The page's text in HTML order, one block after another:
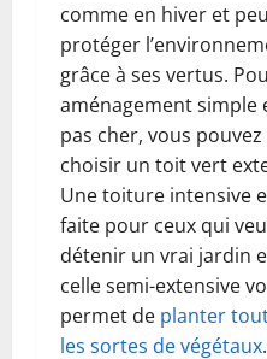
comme en hiver et
protéger
grâce à ses vertus.
aménagement simple
pas cher, vous pouvez
choisir un toit vert
Une toiture intensive
faite pour ceux qui
détenir un vrai jardin
celle semi-extensive
permet de planter
les sortes de végétaux